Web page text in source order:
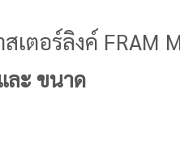
เตอร์ลิงค์ FRAM
ละ ขนาด